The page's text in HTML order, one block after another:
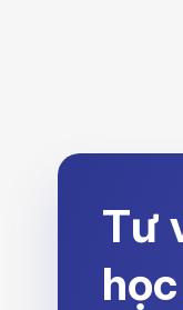
Tư
học